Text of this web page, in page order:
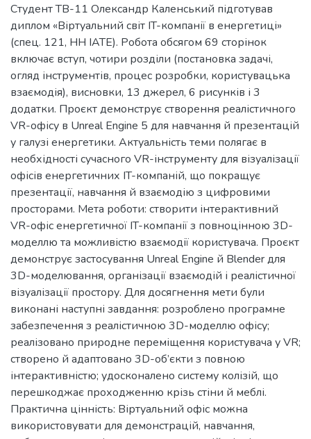
Студент ТВ-11 Олександр Каленський підготував
диплом «Віртуальний світ IT-компанії в енергетиці»
(спец. 121, НН ІАТЕ). Робота обсягом 69 сторінок
включає вступ, чотири розділи (постановка задачі,
огляд інструментів, процес розробки, користувацька
взаємодія), висновки, 13 джерел, 6 рисунків і 3
додатки. Проєкт демонструє створення реалістичного
VR-офісу в Unreal Engine 5 для навчання й презентацій
у галузі енергетики. Актуальність теми полягає в
необхідності сучасного VR-інструменту для візуалізації
офісів енергетичних IT-компаній, що покращує
презентації, навчання й взаємодію з цифровими
просторами. Мета роботи: створити інтерактивний
VR-офіс енергетичної IT-компанії з повноцінною 3D-
моделлю та можливістю взаємодії користувача. Проєкт
демонструє застосування Unreal Engine й Blender для
3D-моделювання, організації взаємодій і реалістичної
візуалізації простору. Для досягнення мети були
виконані наступні завдання: розроблено програмне
забезпечення з реалістичною 3D-моделлю офісу;
реалізовано природне переміщення користувача у VR;
створено й адаптовано 3D-об’єкти з повною
інтерактивністю; удосконалено систему колізій, що
перешкоджає проходженню крізь стіни й меблі.
Практична цінність: Віртуальний офіс можна
використовувати для демонстрацій, навчання,